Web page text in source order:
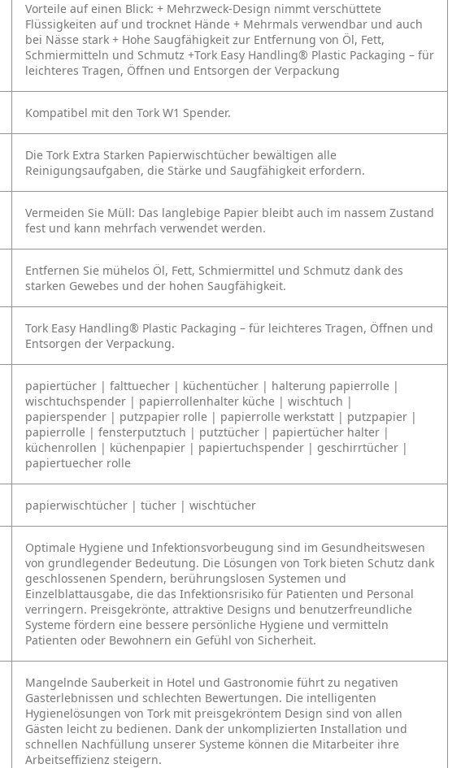
Vorteile auf einen Blick: + Mehrzweck-Design nimmt verschüttete
Flüssigkeiten auf und trocknet Hände + Mehrmals verwendbar und auch
bei Nässe stark + Hohe Saugfähigkeit zur Entfernung von Öl, Fett,
Schmiermitteln und Schmutz +Tork Easy Handling® Plastic Packaging – für
leichteres Tragen, Öffnen und Entsorgen der Verpackung
Kompatibel mit den Tork W1 Spender.
Die Tork Extra Starken Papierwischtücher bewältigen alle
Reinigungsaufgaben, die Stärke und Saugfähigkeit erfordern.
Vermeiden Sie Müll: Das langlebige Papier bleibt auch im nassem Zustand
fest und kann mehrfach verwendet werden.
Entfernen Sie mühelos Öl, Fett, Schmiermittel und Schmutz dank des
starken Gewebes und der hohen Saugfähigkeit.
Tork Easy Handling® Plastic Packaging – für leichteres Tragen, Öffnen und
Entsorgen der Verpackung.
papiertücher | falttuecher | küchentücher | halterung papierrolle |
wischtuchspender | papierrollenhalter küche | wischtuch |
papierspender | putzpapier rolle | papierrolle werkstatt | putzpapier |
papierrolle | fensterputztuch | putztücher | papiertücher halter |
küchenrollen | küchenpapier | papiertuchspender | geschirrtücher |
papiertuecher rolle
papierwischtücher | tücher | wischtücher
Optimale Hygiene und Infektionsvorbeugung sind im Gesundheitswesen
von grundlegender Bedeutung. Die Lösungen von Tork bieten Schutz dank
geschlossenen Spendern, berührungslosen Systemen und
Einzelblattausgabe, die das Infektionsrisiko für Patienten und Personal
verringern. Preisgekrönte, attraktive Designs und benutzerfreundliche
Systeme fördern eine bessere persönliche Hygiene und vermitteln
Patienten oder Bewohnern ein Gefühl von Sicherheit.
Mangelnde Sauberkeit in Hotel und Gastronomie führt zu negativen
Gasterlebnissen und schlechten Bewertungen. Die intelligenten
Hygienelösungen von Tork mit preisgekröntem Design sind von allen
Gästen leicht zu bedienen. Dank der unkomplizierten Installation und
schnellen Nachfüllung unserer Systeme können die Mitarbeiter ihre
Arbeitseffizienz steigern.